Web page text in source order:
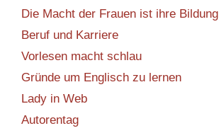
Die Macht der Frauen ist ihre Bildung
Beruf und Karriere
Vorlesen macht schlau
Gründe um Englisch zu lernen
Lady in Web
Autorentag